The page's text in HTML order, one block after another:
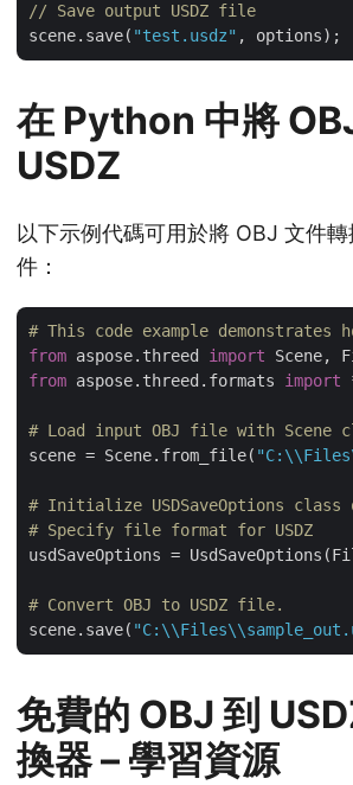
// Save output USDZ file
scene.save( "test.usdz"
在 Python 中將
USDZ
以下示例代碼可用於將 OBJ 文件
件：
# This code example demonstrates
from aspose.threed import
from aspose.threed.formats import
# Load input OBJ file with Scene
scene = Scene.from_file(
# Initialize USDSaveOptions class
# Specify file format for USDZ
usdSaveOptions =
# Convert OBJ to USDZ file.
scene.save(
免費的 OBJ 到
換器 – 學習資源